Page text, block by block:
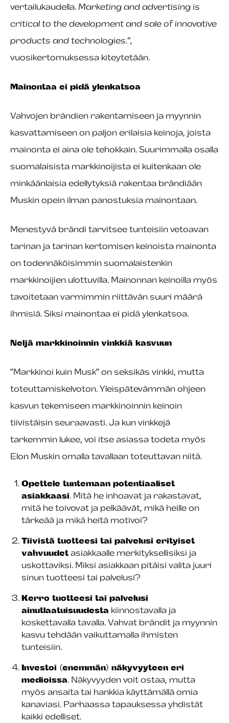
vertailukaudella. Marketing and advertising is
critical to the development and sale of innovative
products and technologies.”,
vuosikertomuksessa kiteytetään.
Mainontaa ei pidä ylenkatsoa
Vahvojen brändien rakentamiseen ja myynnin
kasvattamiseen on paljon erilaisia keinoja, joista
mainonta ei aina ole tehokkain. Suurimmalla osalla
suomalaisista markkinoijista ei kuitenkaan ole
minkäänlaisia edellytyksiä rakentaa brändiään
Muskin opein ilman panostuksia mainontaan.
Menestyvä brändi tarvitsee tunteisiin vetoavan
tarinan ja tarinan kertomisen keinoista mainonta
on todennäköisimmin suomalaistenkin
markkinoijien ulottuvilla. Mainonnan keinoilla myös
tavoitetaan varmimmin riittävän suuri määrä
ihmisiä. Siksi mainontaa ei pidä ylenkatsoa.
Neljä markkinoinnin vinkkiä kasvuun
”Markkinoi kuin Musk” on seksikäs vinkki, mutta
toteuttamiskelvoton. Yleispätevämmän ohjeen
kasvun tekemiseen markkinoinnin keinoin
tiivistäisin seuraavasti. Ja kun vinkkejä
tarkemmin lukee, voi itse asiassa todeta myös
Elon Muskin omalla tavallaan toteuttavan niitä.
Opettele tuntemaan potentiaaliset
asiakkaasi. Mitä he inhoavat ja rakastavat,
mitä he toivovat ja pelkäävät, mikä heille on
tärkeää ja mikä heitä motivoi?
Tiivistä tuotteesi tai palvelusi erityiset
vahvuudetasiakkaalle merkityksellisiksi ja
uskottaviksi. Miksi asiakkaan pitäisi valita juuri
sinun tuotteesi tai palvelusi?
Kerro tuotteesi tai palvelusi
ainutlaatuisuudesta kiinnostavalla ja
koskettavalla tavalla. Vahvat brändit ja myynnin
kasvu tehdään vaikuttamalla ihmisten
tunteisiin.
Investoi (enemmän) näkyvyyteen eri
medioissa. Näkyvyyden voit ostaa, mutta
myös ansaita tai hankkia käyttämällä omia
kanaviasi. Parhaassa tapauksessa yhdistät
kaikki edelliset.